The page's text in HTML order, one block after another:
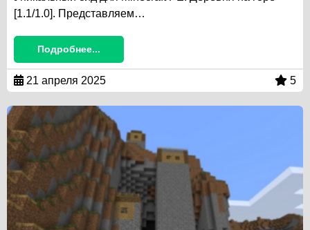
[1.1/1.0]. Представляем…
Подробнее...
21 апреля 2025 5